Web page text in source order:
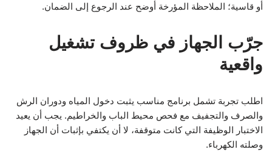
أو قاسية؛ الملاحظة المؤرخة أوضح عند الرجوع إلى الضمان.
جرّب الجهاز في ظروف تشغيل
واقعية
اطلب تجربة تشمل برنامج مناسب يثبت دخول المياه ودوران الرش
والصرف والتجفيف مع فحص محيط الباب والخراطيم. يجب أن يعيد
الاختبار الوظيفة التي كانت متوقفة، لا أن يكتفي بإثبات أن الجهاز
وصلته الكهرباء.